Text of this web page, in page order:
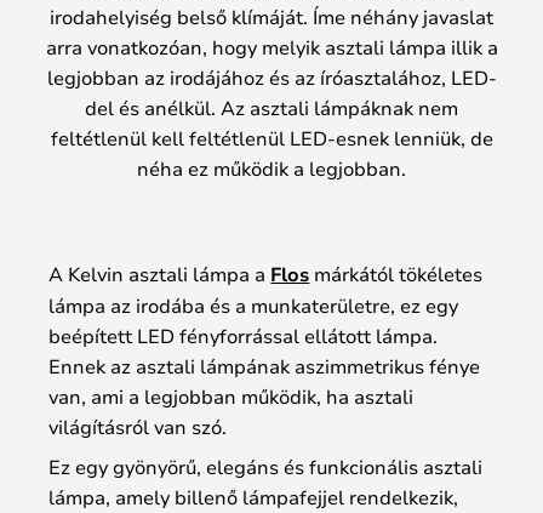
irodahelyiség belső klímáját. Íme néhány javaslat
arra vonatkozóan, hogy melyik asztali lámpa illik a
legjobban az irodájához és az íróasztalához, LED-
del és anélkül. Az asztali lámpáknak nem
feltétlenül kell feltétlenül LED-esnek lenniük, de
néha ez működik a legjobban.
A Kelvin asztali lámpa a Flos márkától tökéletes
lámpa az irodába és a munkaterületre, ez egy
beépített LED fényforrással ellátott lámpa.
Ennek az asztali lámpának aszimmetrikus fénye
van, ami a legjobban működik, ha asztali
világításról van szó.
Ez egy gyönyörű, elegáns és funkcionális asztali
lámpa, amely billenő lámpafejjel rendelkezik,